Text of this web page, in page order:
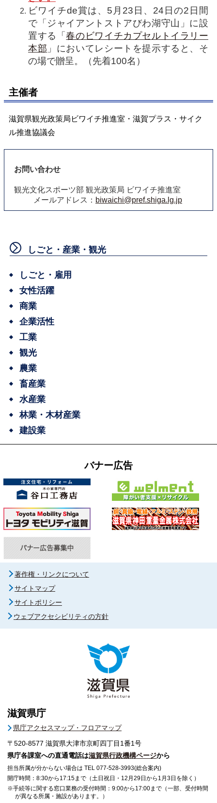
ビワイチde賞は、5月23日、24日の2日間
で「ジャイアントストアびわ湖守山」に設
置する「春のビワイチカプセルトイラリー
本部 」においてレシートを提示すると、そ
の場で贈呈。（先着100名）
主催者
滋賀県観光政策局ビワイチ推進室・滋賀プラス・サイク
ル推進協議会
お問い合わせ
観光文化スポーツ部 観光政策局 ビワイチ推進室
メールアドレス： biwaichi@pref.shiga.lg.jp
しごと・産業・観光
しごと・雇用
女性活躍
商業
企業活性
工業
観光
農業
畜産業
水産業
林業・木材産業
建設業
バナー広告
著作権・リンクについて
サイトマップ
サイトポリシー
ウェブアクセシビリティの方針
滋賀県庁
県庁アクセスマップ・フロアマップ
〒520-8577 滋賀県大津市京町四丁目1番1号
県庁各課室への直通電話は滋賀県行政機構ページから
担当所属が分からない場合は TEL 077-528-3993(総合案内)
開庁時間：8:30から17:15まで（土日祝日・12月29日から1月3日を除く）
※手続等に関する窓口業務の受付時間：9:00から17:00まで（一部、受付時間
が異なる所属・施設があります。）